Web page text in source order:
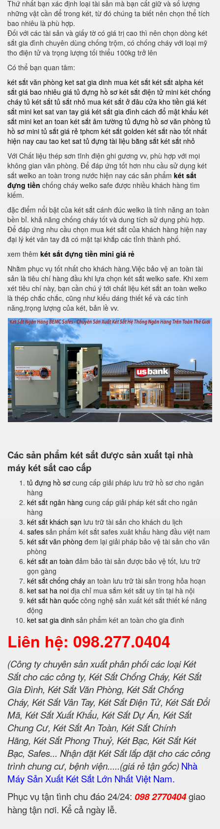
Thứ nhất bạn xác định loại tài sản mà bạn cất giữ và số lượng
những vật cần để trong két, từ đó chúng ta biết nên chọn thể tích
bao nhiêu là phù hợp.
Đối với các tài sản và giấy tờ có giá trị cao thì nên chọn dòng két
sắt gia đình chuyên dùng chống trộm, có chống cháy với loại mỹ
tho điện tử và trọng lượng tối thiểu 100kg trở lên
Có thể bạn quan tâm:
két sắt văn phòng ket sat gia dinh mua két sắt két sắt alpha két
sắt giá bao nhiêu giá tủ đựng hồ sơ két sắt điện tử mini két chống
cháy tủ két sắt tủ sắt nhỏ mua két sắt ở đâu cửa kho tiền giá két
sắt mini ket sat van tay giá két sắt gia đình cách đổ mật khẩu két
sắt mini ket an toan két sắt âm tường tủ đựng hồ sơ văn phòng tủ
hồ sơ mini tủ sắt giá rẻ tphcm két sắt golden két sắt nào tốt nhất
hiện nay cau tao ket sat tủ đựng tài liệu bằng sắt két sắt nhỏ
Với Chất liệu thép sơn tĩnh điện ghi gương vv, phù hợp với mọi
không gian văn phòng. Để đáp ứng tốt hơn nhu cầu sử dụng két
sắt welko an toàn trong nước hiện nay các sản phẩm két sắt
đựng tiền chống cháy welko safe được nhiều khách hàng tìm
kiếm.
đặc điểm nổi bật của két sắt cánh đúc welko là tính năng an toàn
bền bỉ. khả năng chống cháy tốt và dung tích sử dụng phù hợp.
Để đáp ứng nhu cầu chọn mua két sắt của khách hàng hiện nay
đại lý két vân tay đã có mặt tại khắp các tỉnh thành phố.
xem thêm két sắt đựng tiền mini giá rẻ
Nhằm phục vụ tốt nhất cho khách hàng.Việc bảo vệ an toàn tài
sản là tiêu chí hàng đầu khi lựa chọn két sắt welko safe. Khi xem
xét tiêu chí này, bạn cần chú ý tới chất liệu két sắt an toàn welko
là thép chắc chắc, cũng như kiểu dáng thiết kế và các tính
năng,trọng lượng của két, bản lề vv.
Các sản phẩm két sắt được sản xuất tại nhà
máy két sắt cao cấp
tủ đựng hồ sơ cung cấp giải pháp lưu trữ hồ sơ cho ngân
hàng
két sắt ngân hàng cung cấp giải pháp két sắt cho ngân
hàng
két sắt khách sạn lưu trữ tài sản cho khách du lịch
safes sản phẩm két sắt safes xuât khẩu hàng đầu việt nam
két sắt văn phòng đem lại giải pháp bảo vệ tài sản cho văn
phòng
két sắt an toàn đảm bảo tài sản được bảo vệ tốt, lưu trữ
gọn gàng
két sắt chống cháy an toàn lưu trữ tài sản trong hỏa hoạn
ket sat ha noi địa chỉ mua sắm két sắt uy tín tại hà nội
két sắt hàn quốc công nghệ sản xuất két sắt thiết kế năng
động
ket sat gia dinh sản phẩm két an toàn cho gia đình
Liên hệ: 098.277.0404
(Công ty chuyên sản xuất phân phối các loại Két
Sắt cho các công ty, Két Sắt Chống Cháy, Két Sắt
Gia Đình, Két Sắt Văn Phòng, Két Sắt Chống
Cháy, Két Sắt Vân Tay, Két Sắt Điện Tử, Két Sắt Đổi
Mã, Két Sắt Xuất Khẩu, Két Sắt Dự Án, Két Sắt
Chung Cư, Két Sắt An Toàn, Két Sắt Chính
Hãng, Két Sắt Phong Thuỷ, Két Bạc, Két Sắt Két
Bạc, Safes... Nhận đặt Két Sắt lắp đặt cho các công
trình chung cư, bệnh viện.....(giá rẻ tận gốc) Nhà
Máy Sản Xuất Két Sắt Lớn Nhất Việt Nam.
Phục vụ tận tình chu đáo 24/24: 098 2770404giao
hàng tận nơi. Kể cả ngày lễ.